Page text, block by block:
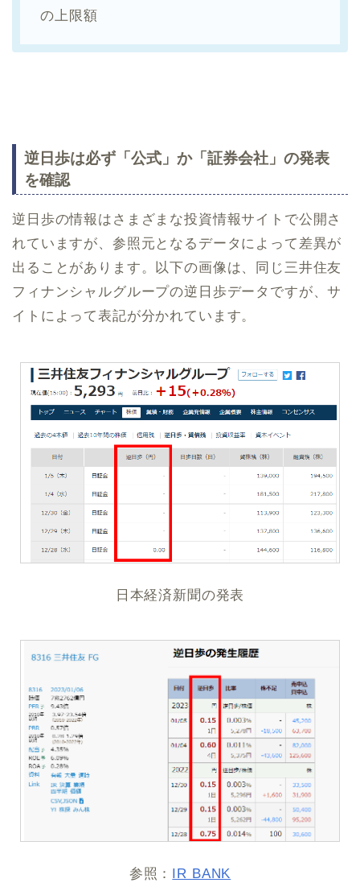
の上限額
逆日歩は必ず「公式」か「証券会社」の発表
を確認
逆日歩の情報はさまざまな投資情報サイトで公開さ
れていますが、参照元となるデータによって差異が
出ることがあります。以下の画像は、同じ三井住友
フィナンシャルグループの逆日歩データですが、サ
イトによって表記が分かれています。
日本経済新聞の発表
参照： IR BANK